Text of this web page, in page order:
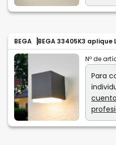
BEGA BEGA 33405K3 aplique
Nº de
Para